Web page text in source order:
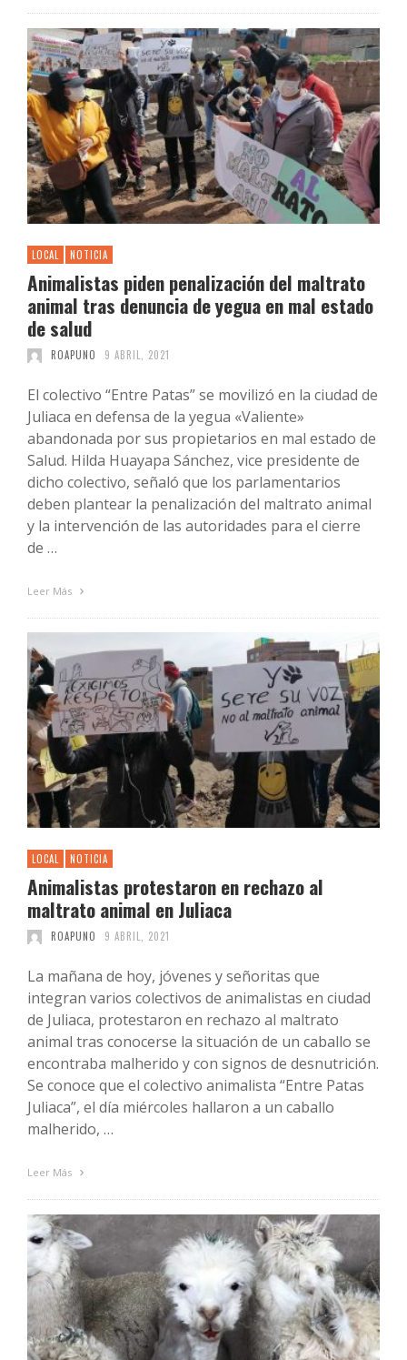
LOCAL NOTICIA
Animalistas piden penalización del maltrato
animal tras denuncia de yegua en mal estado
de salud
ROAPUNO 9 ABRIL, 2021
El colectivo “Entre Patas” se movilizó en la ciudad de
Juliaca en defensa de la yegua «Valiente»
abandonada por sus propietarios en mal estado de
Salud. Hilda Huayapa Sánchez, vice presidente de
dicho colectivo, señaló que los parlamentarios
deben plantear la penalización del maltrato animal
y la intervención de las autoridades para el cierre
de …
Leer Más
LOCAL NOTICIA
Animalistas protestaron en rechazo al
maltrato animal en Juliaca
ROAPUNO 9 ABRIL, 2021
La mañana de hoy, jóvenes y señoritas que
integran varios colectivos de animalistas en ciudad
de Juliaca, protestaron en rechazo al maltrato
animal tras conocerse la situación de un caballo se
encontraba malherido y con signos de desnutrición.
Se conoce que el colectivo animalista “Entre Patas
Juliaca”, el día miércoles hallaron a un caballo
malherido, …
Leer Más